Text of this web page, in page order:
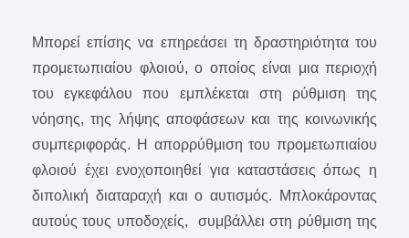
Μπορεί επίσης να επηρεάσει τη δραστηριότητα του
προμετωπιαίου φλοιού, ο οποίος είναι μια περιοχή
του εγκεφάλου που εμπλέκεται στη ρύθμιση της
νόησης, της λήψης αποφάσεων και της κοινωνικής
συμπεριφοράς. Η απορρύθμιση του προμετωπιαίου
φλοιού έχει ενοχοποιηθεί για καταστάσεις όπως η
διπολική διαταραχή και ο αυτισμός. Μπλοκάροντας
αυτούς τους υποδοχείς, συμβάλλει στη ρύθμιση της